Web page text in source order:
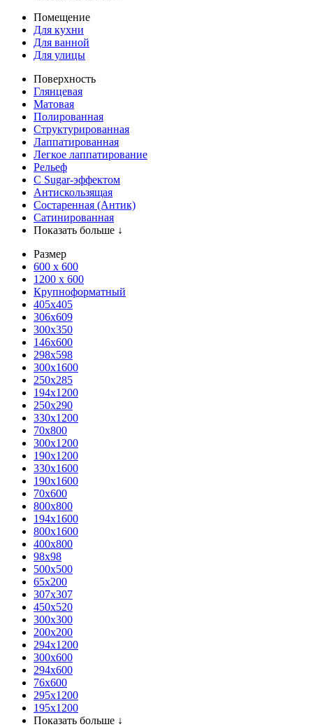
Помещение
Для кухни
Для ванной
Для улицы
Поверхность
Глянцевая
Матовая
Полированная
Структурированная
Лаппатированная
Легкое лаппатирование
Рельеф
С Sugar-эффектом
Антискользящая
Состаренная (Антик)
Сатинированная
Показать больше ↓
Размер
600 х 600
1200 х 600
Крупноформатный
405x405
306x609
300x350
146x600
298x598
300x1600
250x285
194x1200
250x290
330x1200
70x800
300x1200
190x1200
330x1600
190x1600
70x600
800x800
194x1600
800x1600
400х800
98x98
500x500
65x200
307x307
450x520
300x300
200x200
294x1200
300x600
294x600
76х600
295х1200
195х1200
Показать больше ↓